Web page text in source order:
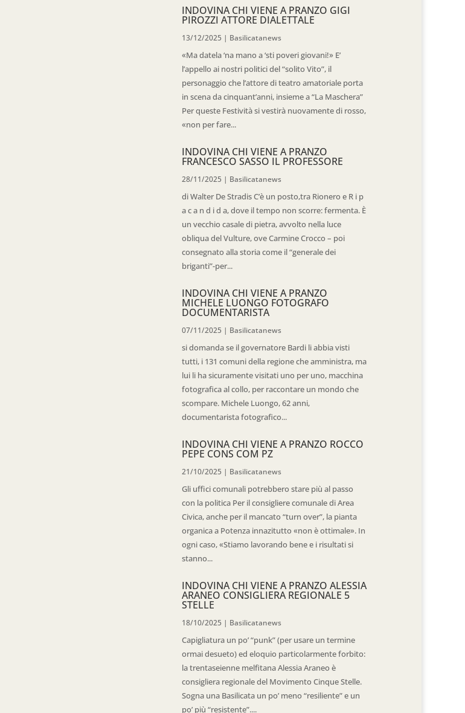
INDOVINA CHI VIENE A PRANZO GIGI
PIROZZI ATTORE DIALETTALE
13/12/2025 | Basilicatanews
«Ma datela ‘na mano a ‘sti poveri giovani!» E’
l’appello ai nostri politici del “solito Vito”, il
personaggio che l’attore di teatro amatoriale porta
in scena da cinquant’anni, insieme a “La Maschera”
Per queste Festività si vestirà nuovamente di rosso,
«non per fare...
INDOVINA CHI VIENE A PRANZO
FRANCESCO SASSO IL PROFESSORE
28/11/2025 | Basilicatanews
di Walter De Stradis C’è un posto,tra Rionero e R i p
a c a n d i d a, dove il tempo non scorre: fermenta. È
un vecchio casale di pietra, avvolto nella luce
obliqua del Vulture, ove Carmine Crocco – poi
consegnato alla storia come il “generale dei
briganti”-per...
INDOVINA CHI VIENE A PRANZO
MICHELE LUONGO FOTOGRAFO
DOCUMENTARISTA
07/11/2025 | Basilicatanews
si domanda se il governatore Bardi li abbia visti
tutti, i 131 comuni della regione che amministra, ma
lui li ha sicuramente visitati uno per uno, macchina
fotografica al collo, per raccontare un mondo che
scompare. Michele Luongo, 62 anni,
documentarista fotografico...
INDOVINA CHI VIENE A PRANZO ROCCO
PEPE CONS COM PZ
21/10/2025 | Basilicatanews
Gli uffici comunali potrebbero stare più al passo
con la politica Per il consigliere comunale di Area
Civica, anche per il mancato “turn over”, la pianta
organica a Potenza innazitutto «non è ottimale». In
ogni caso, «Stiamo lavorando bene e i risultati si
stanno...
INDOVINA CHI VIENE A PRANZO ALESSIA
ARANEO CONSIGLIERA REGIONALE 5
STELLE
18/10/2025 | Basilicatanews
Capigliatura un po’ “punk” (per usare un termine
ormai desueto) ed eloquio particolarmente forbito:
la trentaseienne melfitana Alessia Araneo è
consigliera regionale del Movimento Cinque Stelle.
Sogna una Basilicata un po’ meno “resiliente” e un
po’ più “resistente”....